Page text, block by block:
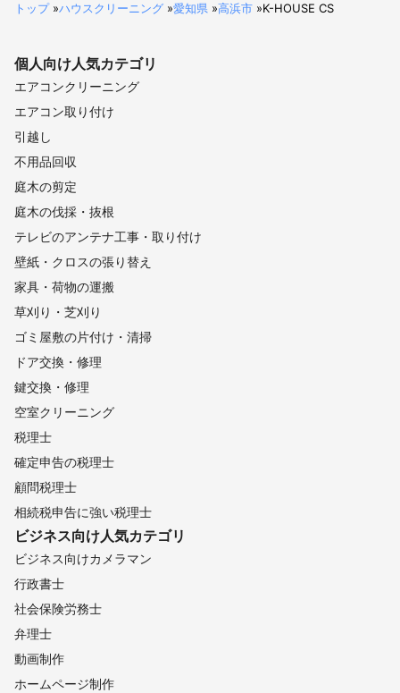
トップ»ハウスクリーニング »愛知県 »高浜市 »K-HOUSE CS
個人向け人気カテゴリ
エアコンクリーニング
エアコン取り付け
引越し
不用品回収
庭木の剪定
庭木の伐採・抜根
テレビのアンテナ工事・取り付け
壁紙・クロスの張り替え
家具・荷物の運搬
草刈り・芝刈り
ゴミ屋敷の片付け・清掃
ドア交換・修理
鍵交換・修理
空室クリーニング
税理士
確定申告の税理士
顧問税理士
相続税申告に強い税理士
ビジネス向け人気カテゴリ
ビジネス向けカメラマン
行政書士
社会保険労務士
弁理士
動画制作
ホームページ制作